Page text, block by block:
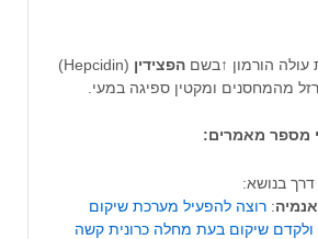
עולה הורמון ↑בשם הפצידין (Hepcidin)
מהמחסנים ומקטין ספיגה במעי.
מספר מאמרים:
בנושא:
אנמיה: רוצה להפעיל מערכת שיקום
ולקדם שיקום בעת מחלה כרונית קשה